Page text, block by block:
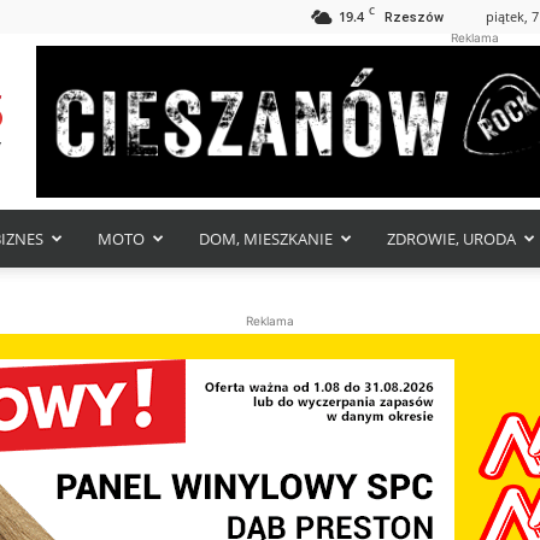
19.4 C Rzeszów piątek,
Reklama
MOTO DOM, MIESZKANIE ZDROWIE, URODA
Reklama